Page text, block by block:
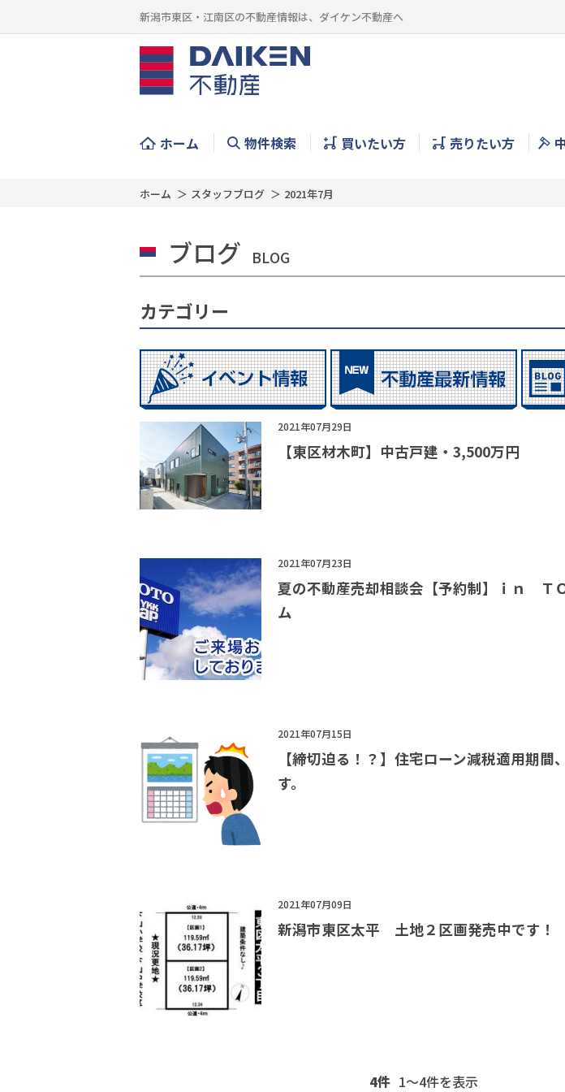
新潟市東区・江南区の不動産情報は、ダイケン不動産へ
ホーム 物件検索 買いたい方 売りたい方
ホーム スタッフブログ 2021年7月
ブログ BLOG
カテゴリー
2021年07月29日
【東区材木町】中古戸建・3,500万円
2021年07月23日
夏の不動産売却相談会【予約制】ｉｎ Ｔ
ム
2021年07月15日
【締切迫る！？】住宅ローン減税適用期間
す。
2021年07月09日
新潟市東区太平 土地２区画発売中です！
4件 1〜4件を表示